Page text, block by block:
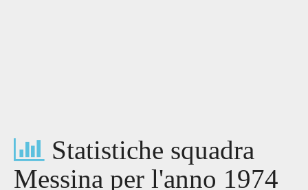
Statistiche squadra
Messina per l'anno 1974